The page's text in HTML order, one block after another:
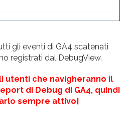
gli eventi di GA4 scatenati
registrati dal DebugView.
utenti che navigheranno il
di Debug di GA4, quindi
sempre attivo]